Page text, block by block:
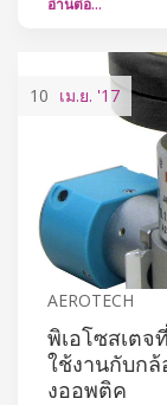
10 เม.ย. '17
AEROTECH
พิเอโซสเต
ใช้งานกับก
งออพติค